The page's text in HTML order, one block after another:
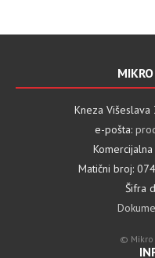
Kneza
e-pošta:
Matični broj:
Šifra
© Mikro